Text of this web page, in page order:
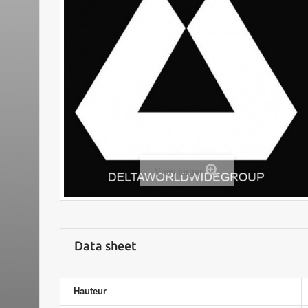
View larger
Data sheet
Hauteur